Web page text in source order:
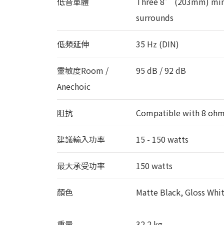
surrounds
低頻延伸 35 Hz (DIN)
靈敏度Room /
Anechoic
95 dB / 92 dB
阻抗 Compatible with 8
建議輸入功率 15 - 150 watts
最大承受功率 150 watts
顏色 Matte Black, Gloss